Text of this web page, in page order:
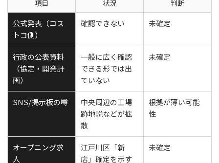
項目 状況
判断
公式発表（コス
トコ側）
確認できない 未確定
行政の公表資料
（協定・開発計
画）
一般に広く確認
できる形では出
ていない
未確定
SNS/掲示板の噂
中央周辺の工場
跡地説などが拡
散
根拠が薄い可能
性
オープニング求
人
江戸川区「新
店」確定を示す
未確定